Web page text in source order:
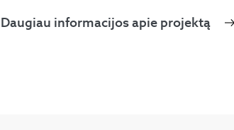
Daugiau informacijos apie projektą